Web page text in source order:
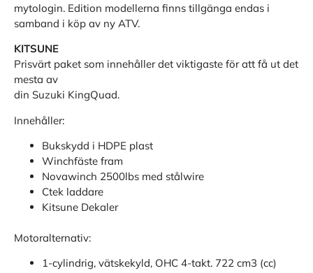
mytologin. Edition modellerna finns tillgänga endas i
samband i köp av ny ATV.
KITSUNE
Prisvärt paket som innehåller det viktigaste för att få ut det
mesta av
din Suzuki KingQuad.
Innehåller:
Bukskydd i HDPE plast
Winchfäste fram
Novawinch 2500lbs med stålwire
Ctek laddare
Kitsune Dekaler
Motoralternativ:
1-cylindrig, vätskekyld, OHC 4-takt. 722 cm3 (cc)